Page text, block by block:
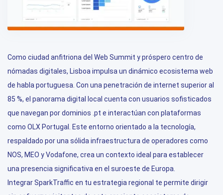
Como ciudad anfitriona del Web Summit y próspero centro de
nómadas digitales, Lisboa impulsa un dinámico ecosistema web
de habla portuguesa. Con una penetración de internet superior al
85 %, el panorama digital local cuenta con usuarios sofisticados
que navegan por dominios .pt e interactúan con plataformas
como OLX Portugal. Este entorno orientado a la tecnología,
respaldado por una sólida infraestructura de operadores como
NOS, MEO y Vodafone, crea un contexto ideal para establecer
una presencia significativa en el suroeste de Europa.
Integrar SparkTraffic en tu estrategia regional te permite dirigir